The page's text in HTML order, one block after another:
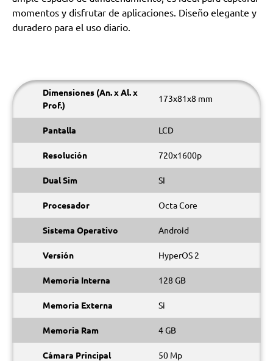
momentos y disfrutar de aplicaciones. Diseño elegante y
duradero para el uso diario.
Dimensiones (An. x Al. x
Prof.)
173x81x8 mm
Pantalla LCD
Resolución 720x1600p
Dual Sim SI
Procesador Octa Core
Sistema Operativo Android
Versión HyperOS 2
Memoria Interna 128 GB
Memoria Externa Si
Memoria Ram 4 GB
Cámara Principal 50 Mp